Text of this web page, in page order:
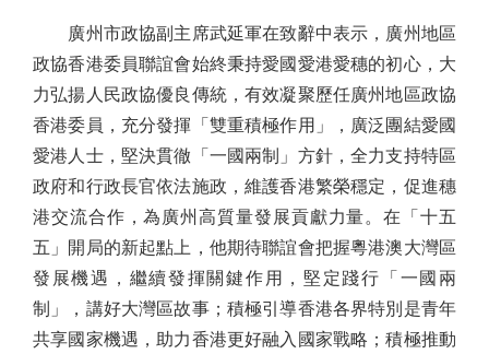
廣州市政協副主席武延軍在致辭中表示，廣州地區
政協香港委員聯誼會始終秉持愛國愛港愛穗的初心，大
力弘揚人民政協優良傳統，有效凝聚歷任廣州地區政協
香港委員，充分發揮「雙重積極作用」，廣泛團結愛國
愛港人士，堅決貫徹「一國兩制」方針，全力支持特區
政府和行政長官依法施政，維護香港繁榮穩定，促進穗
港交流合作，為廣州高質量發展貢獻力量。在「十五
五」開局的新起點上，他期待聯誼會把握粵港澳大灣區
發展機遇，繼續發揮關鍵作用，堅定踐行「一國兩
制」，講好大灣區故事；積極引導香港各界特別是青年
共享國家機遇，助力香港更好融入國家戰略；積極推動